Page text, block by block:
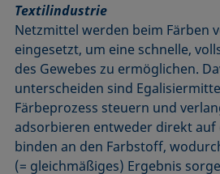
Textilindustrie
Netzmittel werden beim Färben
eingesetzt, um eine schnelle,
des Gewebes zu ermöglichen.
unterscheiden sind
Färbeprozess steuern und
adsorbieren entweder direkt auf
binden an den Farbstoff,
(= gleichmäßiges) Ergebnis